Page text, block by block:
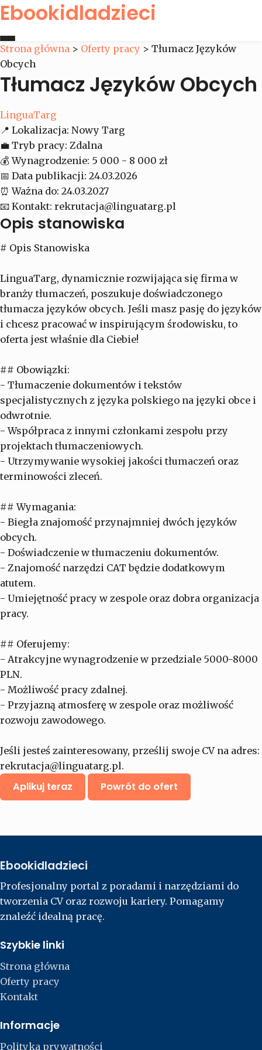
Ebookidladzieci
Strona główna
Kontakt
Strona główna > Oferty pracy > Tłumacz Języków
Obcych
Tłumacz Języków Obcych
LinguaTarg
📍 Lokalizacja: Nowy Targ
💼 Tryb pracy: Zdalna
💰 Wynagrodzenie: 5 000 - 8 000 zł
📅 Data publikacji: 24.03.2026
⏰ Ważna do: 24.03.2027
📧 Kontakt: rekrutacja@linguatarg.pl
Opis stanowiska
# Opis Stanowiska
LinguaTarg, dynamicznie rozwijająca się firma w
branży tłumaczeń, poszukuje doświadczonego
tłumacza języków obcych. Jeśli masz pasję do języków
i chcesz pracować w inspirującym środowisku, to
oferta jest właśnie dla Ciebie!
## Obowiązki:
- Tłumaczenie dokumentów i tekstów
specjalistycznych z języka polskiego na języki obce i
odwrotnie.
- Współpraca z innymi członkami zespołu przy
projektach tłumaczeniowych.
- Utrzymywanie wysokiej jakości tłumaczeń oraz
terminowości zleceń.
## Wymagania:
- Biegła znajomość przynajmniej dwóch języków
obcych.
- Doświadczenie w tłumaczeniu dokumentów.
- Znajomość narzędzi CAT będzie dodatkowym
atutem.
- Umiejętność pracy w zespole oraz dobra organizacja
pracy.
## Oferujemy:
- Atrakcyjne wynagrodzenie w przedziale 5000-8000
PLN.
- Możliwość pracy zdalnej.
- Przyjazną atmosferę w zespole oraz możliwość
rozwoju zawodowego.
Jeśli jesteś zainteresowany, prześlij swoje CV na adres:
rekrutacja@linguatarg.pl.
Aplikuj teraz Powrót do ofert
Ebookidladzieci
Profesjonalny portal z poradami i narzędziami do
tworzenia CV oraz rozwoju kariery. Pomagamy
znaleźć idealną pracę.
Szybkie linki
Strona główna
Oferty pracy
Kontakt
Informacje
Polityka prywatności